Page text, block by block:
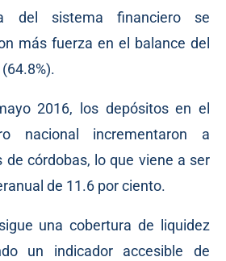
del sistema financiero se
más fuerza en el balance del
2016, los depósitos en el
nacional incrementaron a
de córdobas, lo que viene a ser
de 11.6 por ciento.
una cobertura de liquidez
un indicador accesible de